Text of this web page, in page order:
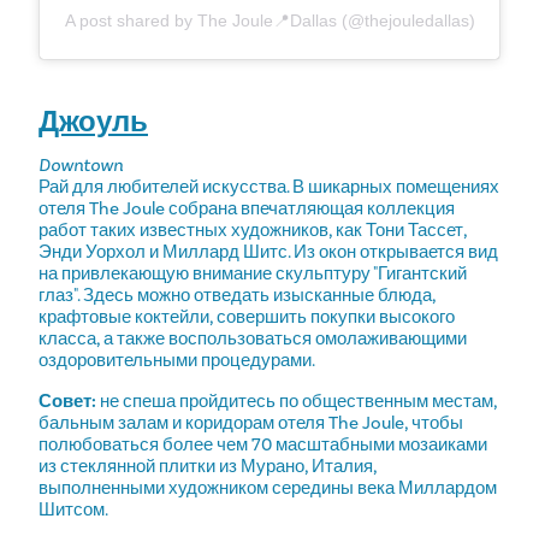
A post shared by The Joule📍Dallas (@thejouledallas)
Джоуль
Downtown
Рай для любителей искусства. В шикарных помещениях
отеля The Joule собрана впечатляющая коллекция
работ таких известных художников, как Тони Тассет,
Энди Уорхол и Миллард Шитс. Из окон открывается вид
на привлекающую внимание скульптуру "Гигантский
глаз". Здесь можно отведать изысканные блюда,
крафтовые коктейли, совершить покупки высокого
класса, а также воспользоваться омолаживающими
оздоровительными процедурами.
Совет: не спеша пройдитесь по общественным местам,
бальным залам и коридорам отеля The Joule, чтобы
полюбоваться более чем 70 масштабными мозаиками
из стеклянной плитки из Мурано, Италия,
выполненными художником середины века Миллардом
Шитсом.